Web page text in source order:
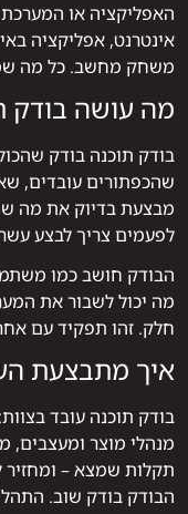
האפליקציה או המערכת
אינטרנט, אפליקציה
משחק מחשב. כל מה
מה עושה בודק
בודק תוכנה בודק
שהכפתורים עובדים,
מבצעת בדיוק את מה
לפעמים צריך לבצע
הבודק חושב כמו
מה יכול לשבור את
חלק. זהו תפקיד עם
איך מתבצעת
בודק תוכנה עובד
מנהלי מוצר ומעצבים,
תקלות שמצא –
הבודק בודק שוב.